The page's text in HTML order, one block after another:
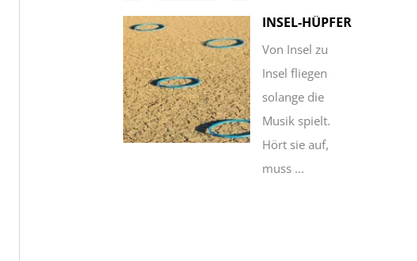
INSEL-HÜPFER
Von Insel zu
Insel fliegen
solange die
Musik spielt.
Hört sie auf,
muss ...